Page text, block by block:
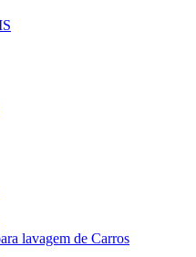
lavagem de Carros